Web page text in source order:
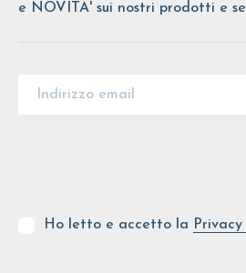
e NOVITA' sui nostri prodotti e
Ho letto e accetto la